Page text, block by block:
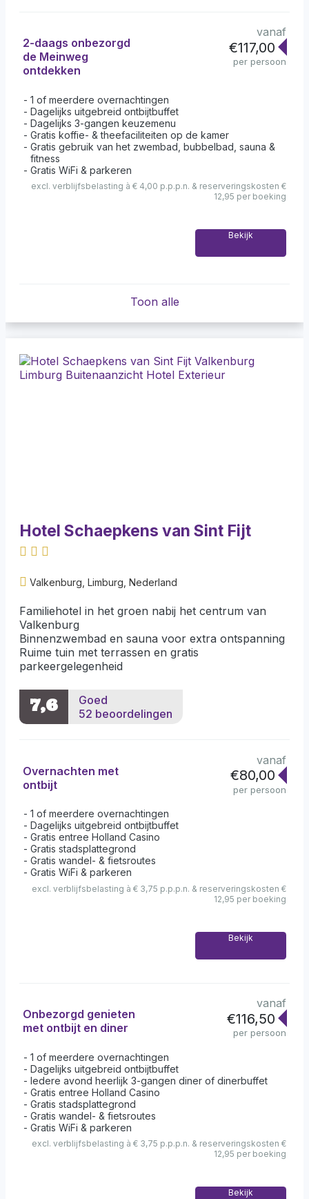
2-daags onbezorgd
de Meinweg
ontdekken
vanaf
€117,00
per persoon
1 of meerdere overnachtingen
Dagelijks uitgebreid ontbijtbuffet
Dagelijks 3-gangen keuzemenu
Gratis koffie- & theefaciliteiten op de kamer
Gratis gebruik van het zwembad, bubbelbad, sauna &
fitness
Gratis WiFi & parkeren
excl. verblijfsbelasting à € 4,00 p.p.p.n. & reserveringskosten €
12,95 per boeking
Bekijk
Toon alle
Hotel Schaepkens van Sint Fijt
Valkenburg, Limburg, Nederland
Familiehotel in het groen nabij het centrum van
Valkenburg
Binnenzwembad en sauna voor extra ontspanning
Ruime tuin met terrassen en gratis
parkeergelegenheid
7,6
Goed
52 beoordelingen
Overnachten met
ontbijt
vanaf
€80,00
per persoon
1 of meerdere overnachtingen
Dagelijks uitgebreid ontbijtbuffet
Gratis entree Holland Casino
Gratis stadsplattegrond
Gratis wandel- & fietsroutes
Gratis WiFi & parkeren
excl. verblijfsbelasting à € 3,75 p.p.p.n. & reserveringskosten €
12,95 per boeking
Bekijk
Onbezorgd genieten
met ontbijt en diner
vanaf
€116,50
per persoon
1 of meerdere overnachtingen
Dagelijks uitgebreid ontbijtbuffet
Iedere avond heerlijk 3-gangen diner of dinerbuffet
Gratis entree Holland Casino
Gratis stadsplattegrond
Gratis wandel- & fietsroutes
Gratis WiFi & parkeren
excl. verblijfsbelasting à € 3,75 p.p.p.n. & reserveringskosten €
12,95 per boeking
Bekijk